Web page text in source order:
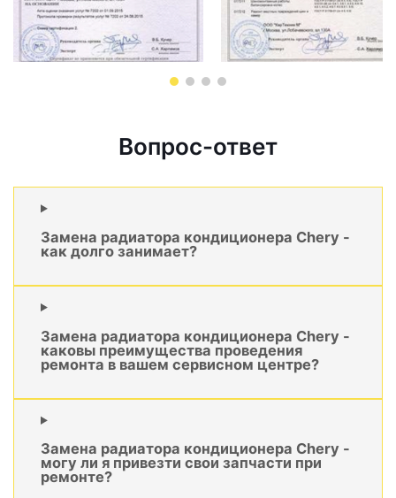
Вопрос-ответ
Замена радиатора кондиционера Chery -
как долго занимает?
Замена радиатора кондиционера Chery -
каковы преимущества проведения
ремонта в вашем сервисном центре?
Замена радиатора кондиционера Chery -
могу ли я привезти свои запчасти при
ремонте?